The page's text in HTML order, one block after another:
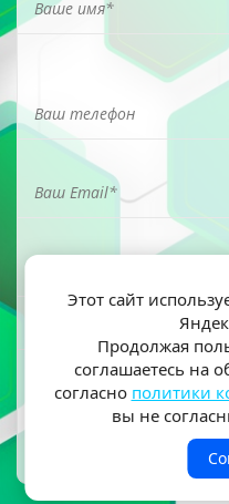
Я ознакомлен(а) и
персональных
Этот сайт
Продолжая
соглашаетесь на
согласно политики
вы не